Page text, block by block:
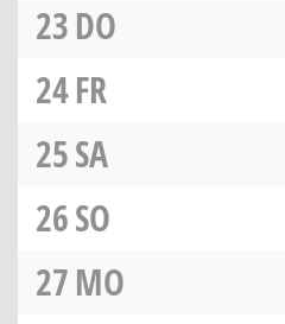
23DO
24FR
25SA
26SO
27MO